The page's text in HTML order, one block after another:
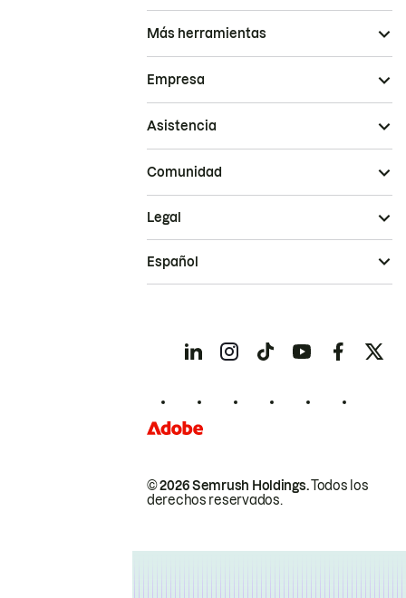
Más herramientas
Empresa
Asistencia
Comunidad
© 2026 Semrush Holdings.Todos los
derechos reservados.
Legal
Español